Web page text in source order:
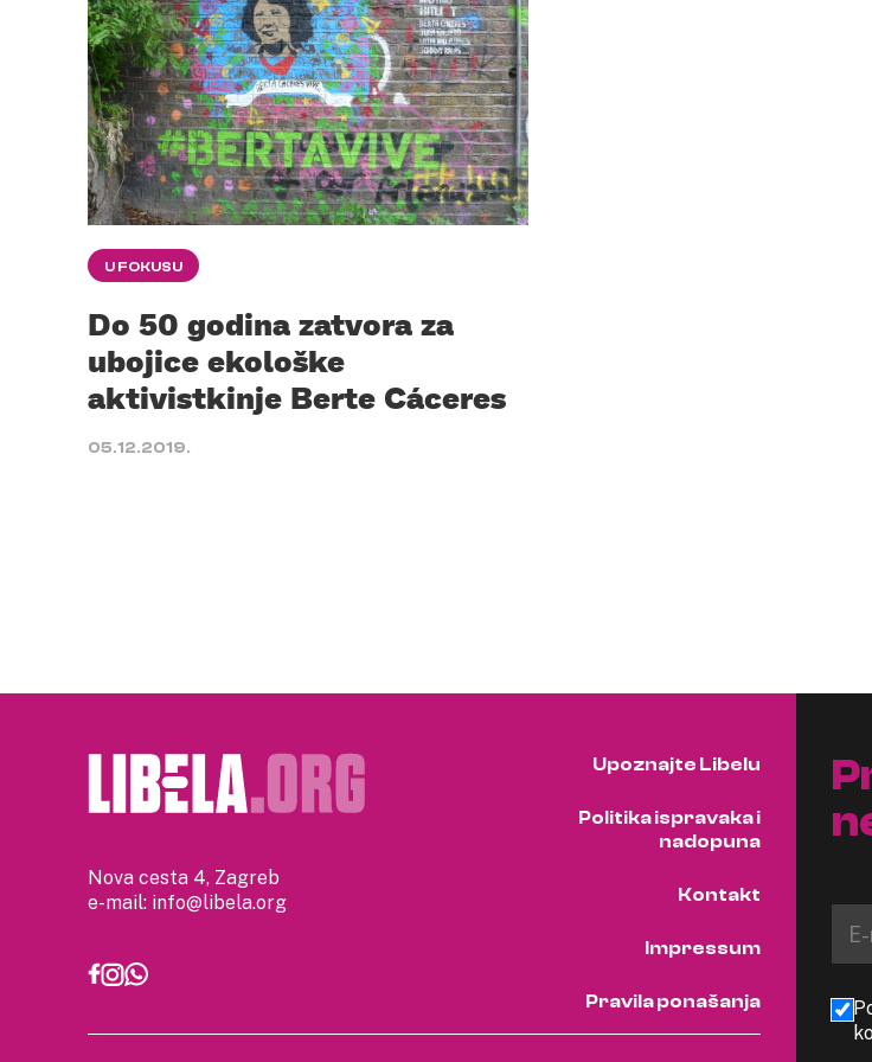
U FOKUSU
Do 50 godina zatvora za
ubojice ekološke
aktivistkinje Berte Cáceres
05.12.2019.
Nova cesta 4, Zagreb
e-mail: info@libela.org
Upoznajte Libelu
Politika ispravaka i
nadopuna
Kontakt
Impressum
Pravila ponašanja